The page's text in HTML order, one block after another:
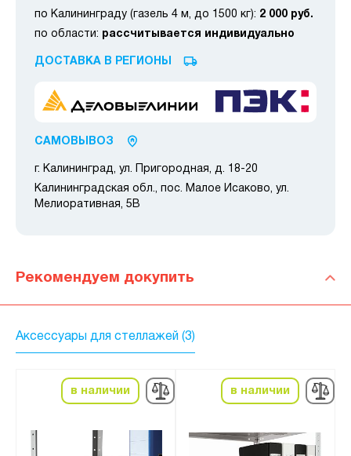
по Калининграду (газель 4 м, до 1500 кг): 2 000 руб.
по области: рассчитывается индивидуально
ДОСТАВКА В РЕГИОНЫ
САМОВЫВОЗ
г. Калининград, ул. Пригородная, д. 18-20
Калининградская обл., пос. Малое Исаково, ул.
Мелиоративная, 5В
Рекомендуем докупить
Аксессуары для стеллажей (3)
в наличии в наличии